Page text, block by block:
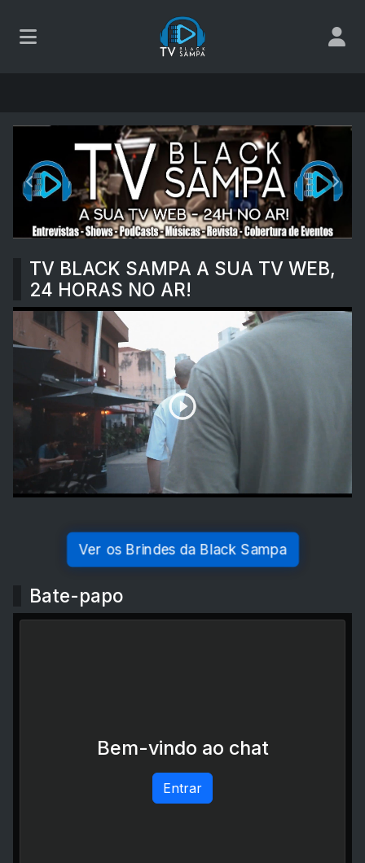
TV Black Sampa
Anterior
TV BLACK SAMPA A SUA TV WEB,
24 HORAS NO AR!
Ver os Brindes da Black Sampa
Bate-papo
Bem-vindo ao chat
Entrar